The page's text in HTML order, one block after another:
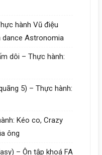
hành Vũ điệu
dance Astronomia
dôi – Thực hành:
5) – Thực hành:
Kéo co, Crazy
ông
– Ôn tập khoá FA